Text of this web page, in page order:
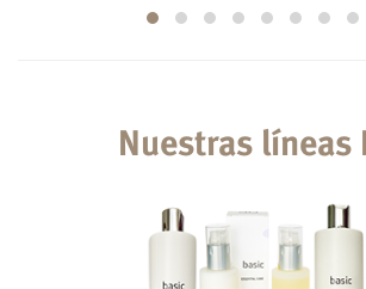
Nuestras líneas